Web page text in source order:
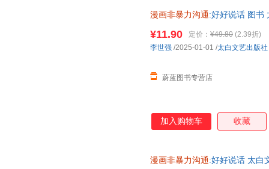
漫画非暴力沟通 :好好说话 图书
¥11.90 定价： ¥49.80 (2.39折)
蔚蓝图书专营店
李世强 /2025-01-01 /太白文艺出版社
加入购物车 收藏
漫画非暴力沟通 :好好说话 太白